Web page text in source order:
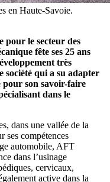
en Haute-Savoie.
pour le secteur des
fête ses 25 ans
très
société qui a su adapter
pour son savoir-faire
dans le
dans une vallée de la
ses compétences
automobile, AFT
dans l’usinage
cervicaux,
active dans la